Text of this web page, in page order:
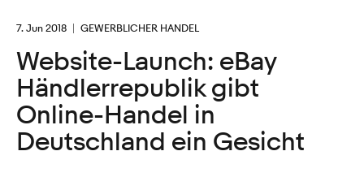
7. Jun 2018 GEWERBLICHER HANDEL
Website-Launch: eBay
Händlerrepublik gibt
Online-Handel in
Deutschland ein Gesicht